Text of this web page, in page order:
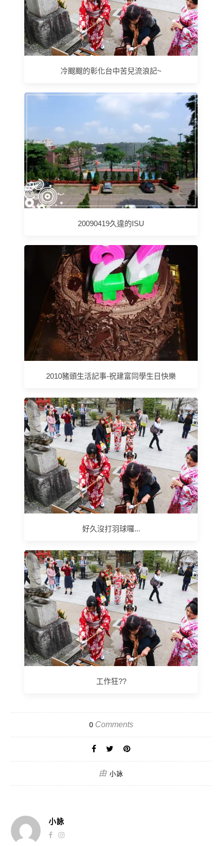
冷颼颼的彰化台中苦兒流浪記~
20090419久違的ISU
2010豬頭生活記事-祝建富同學生日快樂
好久沒打羽球囉...
工作狂??
0Comments
由 小詠
小詠